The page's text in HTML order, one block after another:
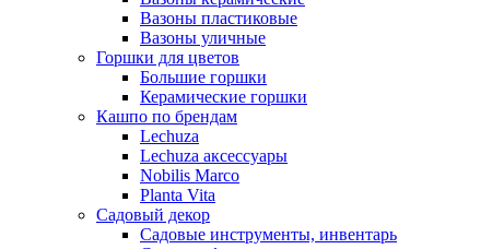
Вазоны пластиковые
Вазоны уличные
Горшки для цветов
Большие горшки
Керамические горшки
Кашпо по брендам
Lechuza
Lechuza аксессуары
Nobilis Marco
Planta Vita
Садовый декор
Садовые инструменты, инвентарь